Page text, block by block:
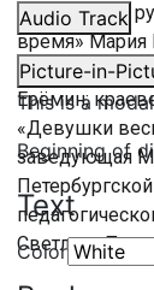
Audio Track
Picture-in-
This is a
Beginning of
Text
Color
заместитель
время» Мария
«Последний
Ерёмин;
«Девушки
заведующая
Светлана